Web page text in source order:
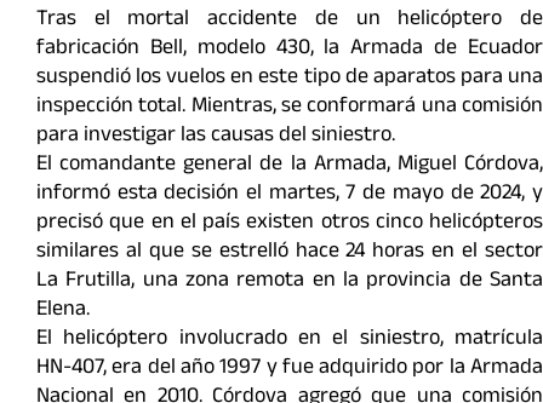
Tras el mortal accidente de un helicóptero de
fabricación Bell, modelo 430, la Armada de Ecuador
suspendió los vuelos en este tipo de aparatos para una
inspección total. Mientras, se conformará una comisión
para investigar las causas del siniestro.
El comandante general de la Armada, Miguel Córdova,
informó esta decisión el martes, 7 de mayo de 2024, y
precisó que en el país existen otros cinco helicópteros
similares al que se estrelló hace 24 horas en el sector
La Frutilla, una zona remota en la provincia de Santa
Elena.
El helicóptero involucrado en el siniestro, matrícula
HN-407, era del año 1997 y fue adquirido por la Armada